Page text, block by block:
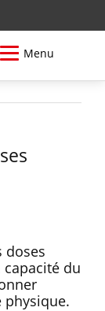
Menu
doses
capacité du
physique.